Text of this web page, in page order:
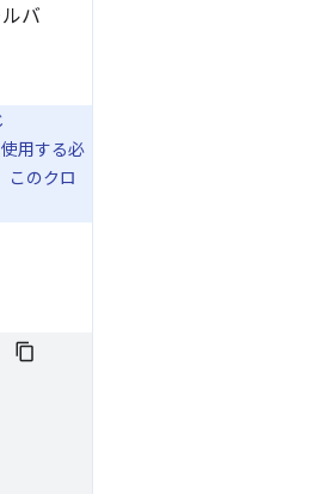
バ
用する必
このクロ